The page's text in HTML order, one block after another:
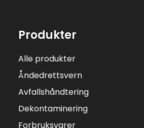
Produkter
Alle produkter
Åndedrettsvern
Avfallshåndtering
Dekontaminering
Forbruksvarer